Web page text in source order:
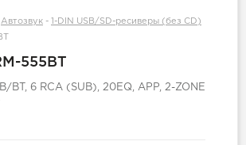
Автозвук -
1-DIN USB/SD-ресиверы (без CD)
555BT
BT, 6 RCA (SUB), 20EQ, APP, 2-ZONE